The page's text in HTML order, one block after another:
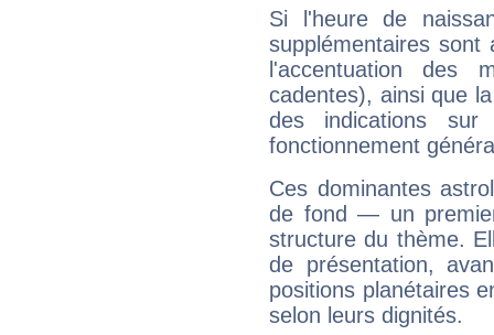
Si l'heure de
supplémentaires sont
l'accentuation des
cadentes), ainsi que
des indications sur
fonctionnement
Ces dominantes
de fond — un
structure du thème.
de présentation,
positions planétaires
selon leurs dignités.